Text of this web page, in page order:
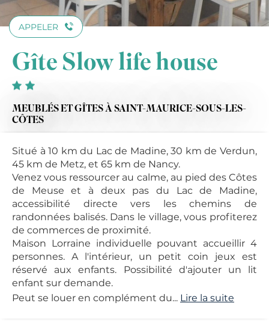
APPELER
Gîte Slow life house
MEUBLÉS ET GÎTESÀ SAINT-MAURICE-SOUS-LES-
CÔTES
Situé à 10 km du Lac de Madine, 30 km de Verdun,
45 km de Metz, et 65 km de Nancy.
Venez vous ressourcer au calme, au pied des Côtes
de Meuse et à deux pas du Lac de Madine,
accessibilité directe vers les chemins de
randonnées balisés. Dans le village, vous profiterez
de commerces de proximité.
Maison Lorraine individuelle pouvant accueillir 4
personnes. A l'intérieur, un petit coin jeux est
réservé aux enfants. Possibilité d'ajouter un lit
enfant sur demande.
Peut se louer en complément du... Lire la suite